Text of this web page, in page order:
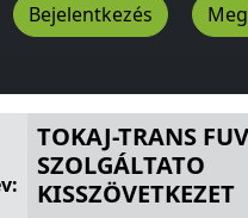
Bejelentkezés
FUVAROZO ÉS
TOKAJ-TRANS
SZOLGÁLTATO
KISSZÖVETKEZET